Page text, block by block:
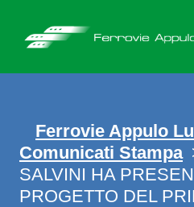
content
Ferrovie Appulo
Comunicati Stampa
SALVINI HA
PROGETTO DEL